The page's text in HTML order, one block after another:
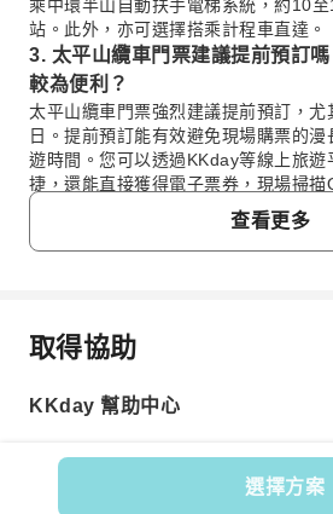
選擇方案
乘中環半山自動扶手電梯系統，約10
站。此外，亦可選擇搭乘計程車直達。
3. 太平山纜車門票建議提前預訂
較為便利？
太平山纜車門票強烈建議提前預訂，尤
日。提前預訂能有效避免現場購票的
遊時間。您可以透過KKday等線上旅遊
捷，還能直接獲得電子票券，現場掃描
場，享受順暢的入園體驗。
4. 前往太平山頂，除了搭乘纜車
站出發直達山頂；或者搭乘港島區綠色
站公共運輸交匯處出發。此外，直接搭
5. 太平山頂纜車的門票通常包含哪
套票會額外包含凌霄閣摩天台428的入
428是香港最高的360度觀景台，提供
查看更多
常見問題
1. 什麼時候搭乘太平山纜車，
搭乘太平山纜車欣賞香港景色的最
分。此時可以同時觀賞到白天的城
取得協助
KKday 幫助中心